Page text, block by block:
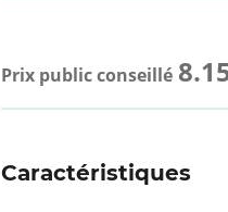
Prix public conseillé
Caractéristiques